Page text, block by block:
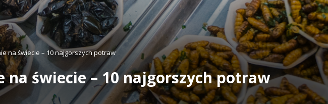
na świecie – 10 najgorszych potraw
na świecie – 10 najgorszych potraw